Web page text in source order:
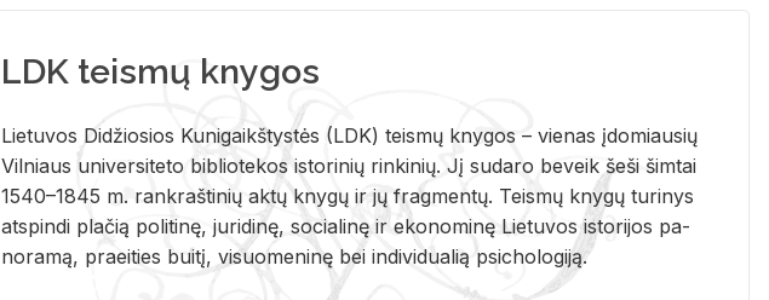
LDK teismų knygos
Lie­tu­vos Di­džio­sios Ku­ni­gaikš­tys­tės (LDK) teis­mų kny­gos – vie­nas įdo­miau­sių
Vil­niaus uni­ver­si­te­to bi­b­lio­te­kos is­to­ri­nių rin­ki­nių. Jį su­da­ro be­veik šeši šim­tai
1540–1845 m. rank­raš­ti­nių aktų kny­gų ir jų frag­men­tų. Teis­mų kny­gų tu­ri­nys
at­spin­di pla­čią po­li­ti­nę, ju­ri­di­nę, so­cia­li­nę ir eko­no­mi­nę Lie­tu­vos is­to­ri­jos pa­
no­ra­mą, pra­ei­ties bui­tį, vi­suo­me­ni­nę bei in­di­vi­dua­lią psi­cho­lo­gi­ją.